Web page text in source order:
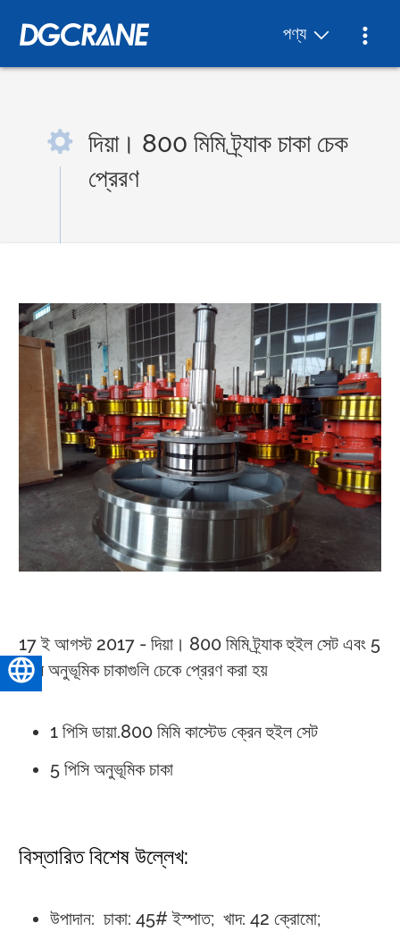
পণ্য
দিয়া। 800 মিমি ট্র্যাক চাকা চেক
প্রেরণ
17 ই আগস্ট 2017 - দিয়া। 800 মিমি ট্র্যাক হুইল সেট এবং 5
পিসি অনুভূমিক চাকাগুলি চেকে প্রেরণ করা হয়
1 পিসি ডায়া.800 মিমি কাস্টেড ক্রেন হুইল সেট
5 পিসি অনুভূমিক চাকা
বিস্তারিত বিশেষ উল্লেখ:
উপাদান: চাকা: 45# ইস্পাত; খাদ: 42 ক্রোমো;
বাংলা